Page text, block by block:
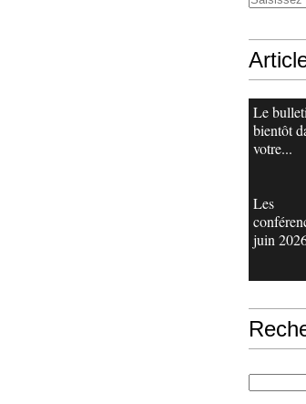
Le
bientôt
votre...
Les
juin